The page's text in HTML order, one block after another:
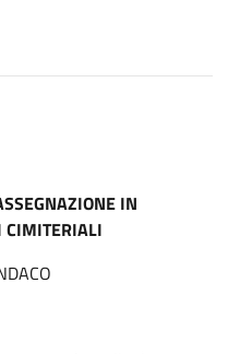
IN
CIMITERIALI